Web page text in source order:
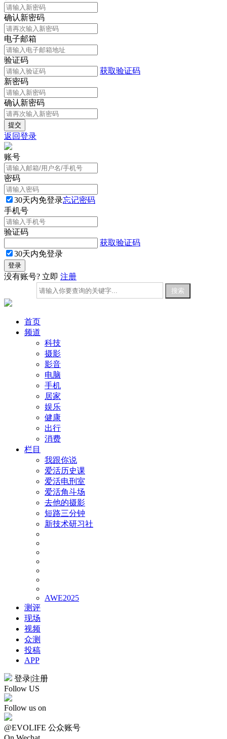
确认新密码
电子邮箱
验证码
获取验证码
新密码
确认新密码
返回登录
账号
密码
30天内免登录忘记密码
手机号
验证码
获取验证码
30天内免登录
没有账号? 立即 注册
首页
频道
科技
摄影
影音
电脑
手机
居家
娱乐
健康
出行
消费
栏目
我跟你说
爱活历史课
爱活电刑室
爱活角斗场
去他的摄影
短路三分钟
新技术研习社
AWE2025
测评
现场
视频
众测
投稿
APP
登录|注册
Follow US
Follow us on
@EVOLIFE 公众账号